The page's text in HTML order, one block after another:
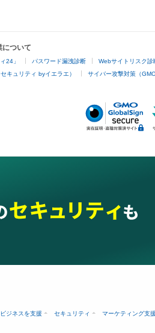
について
24」 パスワード漏洩診断 Webサイトリスク診
キュリティ byイエラエ） サイバー攻撃対策（
ビジネスを支援 セキュリティ マーケティング支援